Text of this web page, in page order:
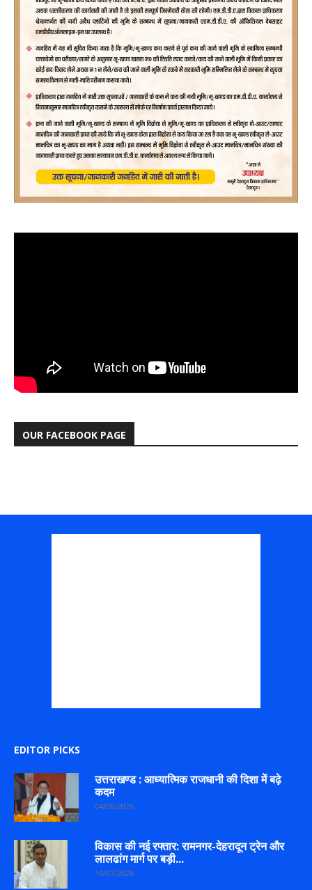
OUR FACEBOOK PAGE
EDITOR PICKS
उत्तराखण्ड : आध्यात्मिक राजधानी की दिशा में बढ़े
कदम
04/08/2026
विकास की नई रफ्तार: रामनगर-देहरादून ट्रेन और
लालढांग मार्ग पर बड़ी...
14/07/2026